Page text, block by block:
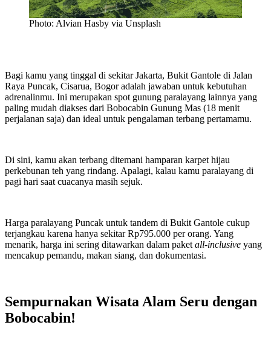
Photo: Alvian Hasby via Unsplash
Bagi kamu yang tinggal di sekitar Jakarta, Bukit Gantole di Jalan
Raya Puncak, Cisarua, Bogor adalah jawaban untuk kebutuhan
adrenalinmu. Ini merupakan spot gunung paralayang lainnya yang
paling mudah diakses dari Bobocabin Gunung Mas (18 menit
perjalanan saja) dan ideal untuk pengalaman terbang pertamamu.
Di sini, kamu akan terbang ditemani hamparan karpet hijau
perkebunan teh yang rindang. Apalagi, kalau kamu paralayang di
pagi hari saat cuacanya masih sejuk.
Harga paralayang Puncak untuk tandem di Bukit Gantole cukup
terjangkau karena hanya sekitar Rp795.000 per orang. Yang
menarik, harga ini sering ditawarkan dalam paket all-inclusive yang
mencakup pemandu, makan siang, dan dokumentasi.
Sempurnakan Wisata Alam Seru dengan
Bobocabin!